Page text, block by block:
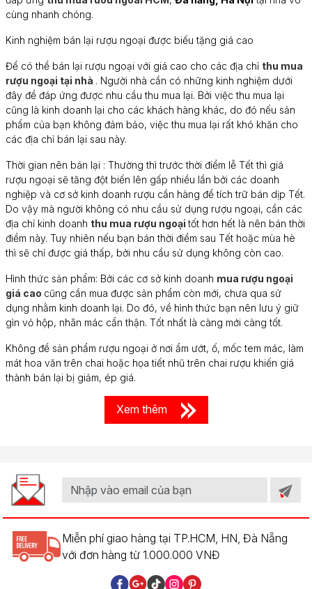
cùng nhanh chóng.
Kinh nghiệm bán lại rượu ngoại được biếu tặng giá cao
Để có thể bán lại rượu ngoại với giá cao cho các địa chỉ thu mua
rượu ngoại tại nhà . Người nhà cần có những kinh nghiệm dưới
đây để đáp ứng được nhu cầu thu mua lại. Bởi việc thu mua lại
cũng là kinh doanh lại cho các khách hàng khác, do đó nếu sản
phẩm của bạn không đảm bảo, việc thu mua lại rất khó khăn cho
các địa chỉ bán lại sau này.
Thời gian nên bán lại : Thường thì trước thời điểm lễ Tết thì giá
rượu ngoại sẽ tăng đột biến lên gấp nhiều lần bởi các doanh
nghiệp và cơ sở kinh doanh rượu cần hàng để tích trữ bán dịp Tết.
Do vậy mà người không có nhu cầu sử dụng rượu ngoại, cần các
địa chỉ kinh doanh thu mua rượu ngoạitốt hơn hết là nên bán thời
điểm này. Tuy nhiên nếu bạn bán thời điểm sau Tết hoặc mùa hè
thì sẽ chỉ được giá thấp, bởi nhu cầu sử dụng không còn cao.
Hình thức sản phẩm: Bởi các cơ sở kinh doanh mua rượu ngoại
giá cao cũng cần mua được sản phẩm còn mới, chưa qua sử
dụng nhằm kinh doanh lại. Do đó, về hình thức bạn nên lưu ý giữ
gìn vỏ hộp, nhãn mác cẩn thận. Tốt nhất là càng mới càng tốt.
Không để sản phẩm rượu ngoại ở nơi ẩm ướt, ố, mốc tem mác, làm
mát hoa văn trên chai hoặc họa tiết nhũ trên chai rượu khiến giá
thành bán lại bị giảm, ép giá.
Xem thêm
Miễn phí giao hàng tại TP.HCM, HN, Đà Nẵng
với đơn hàng từ 1.000.000 VNĐ